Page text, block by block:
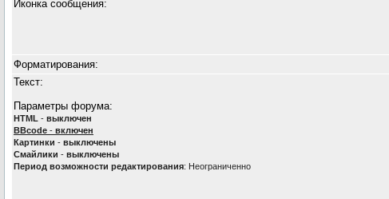
Иконка сообщения:
Форматирования:
Текст:
Параметры форума:
HTML - выключен
BBcode - включен
Картинки - выключены
Смайлики - выключены
Период возможности редактирования: Неограниченно